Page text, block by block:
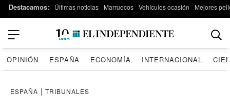
Destacamos: Últimas noticias Marruecos Vehículos ocasión Mejores
OPINIÓN ESPAÑA ECONOMÍA INTERNACIONAL
ESPAÑA | TRIBUNALES